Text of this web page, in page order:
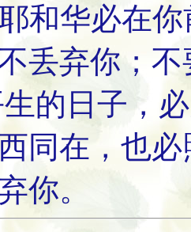
和华必在
丢弃你；
的日子，
同在，也
你。